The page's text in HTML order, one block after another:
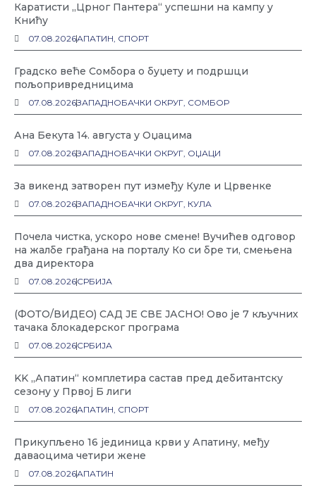
Каратисти „Црног Пантера“ успешни на кампу у
Книћу
07.08.2026АПАТИН, СПОРТ
Градско веће Сомбора о буџету и подршци
пољопривредницима
07.08.2026ЗАПАДНОБАЧКИ ОКРУГ, СОМБОР
Ана Бекута 14. августа у Оџацима
07.08.2026ЗАПАДНОБАЧКИ ОКРУГ, ОЏАЦИ
За викенд затворен пут између Куле и Црвенке
07.08.2026ЗАПАДНОБАЧКИ ОКРУГ, КУЛА
Почела чистка, ускоро нове смене! Вучићев одговор
на жалбе грађана на порталу Ко си бре ти, смењена
два директора
07.08.2026СРБИЈА
(ФОТО/ВИДЕО) САД ЈЕ СВЕ ЈАСНО! Ово је 7 кључних
тачака блокадерског програма
07.08.2026СРБИЈА
KK „Апатин“ комплетира састав пред дебитантску
сезону у Првој Б лиги
07.08.2026АПАТИН, СПОРТ
Прикупљено 16 јединица крви у Апатину, међу
даваоцима четири жене
07.08.2026АПАТИН